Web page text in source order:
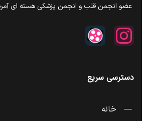
عضو انجمن قلب و انجمن پزشکی هسته ای
دسترسی سریع
خانه